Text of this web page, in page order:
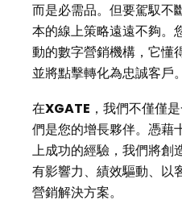
而是必需品。但要駕馭不
本的線上策略遠遠不夠。
動的數字營銷機構，它懂
並將點擊轉化為忠誠客戶。
在XGATE ，我們不僅僅
們是您的增長夥伴。憑藉
上成功的經驗，我們將創
有影響力、績效驅動、以
營銷解決方案。